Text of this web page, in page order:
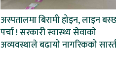
अस्पतालमा बिरामी होइन, लाइन
पर्चा ! सरकारी स्वास्थ्य सेवाको
अव्यवस्थाले बढायो नागरिकको